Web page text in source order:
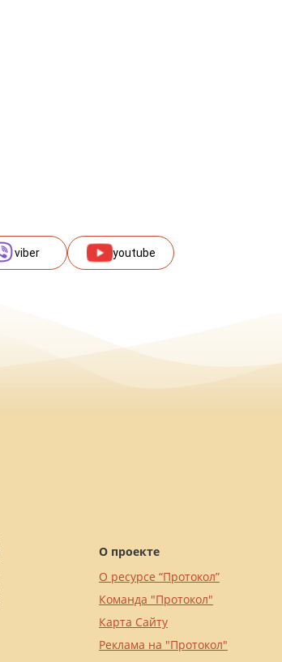
viber youtube
О проекте
О ресурсе “Протокол”
Команда "Протокол"
Карта Сайту
Реклама на "Протокол"